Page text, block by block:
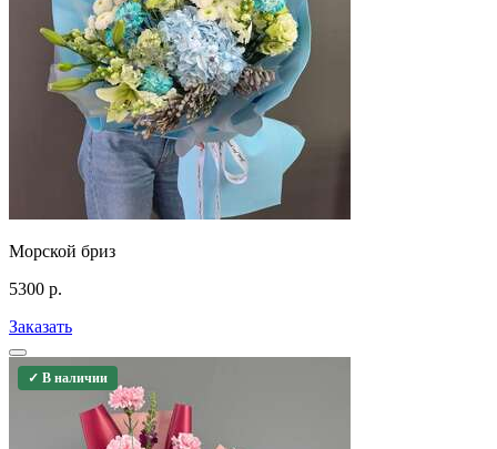
Морской бриз
5300 р.
Заказать
✓ В наличии